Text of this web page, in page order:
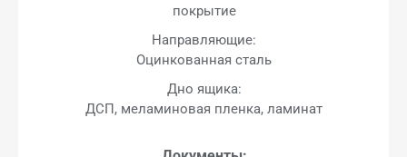
покрытие
Направляющие:
Оцинкованная сталь
Дно ящика:
ДСП, меламиновая пленка, ламинат